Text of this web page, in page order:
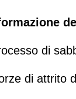
di
di attrito